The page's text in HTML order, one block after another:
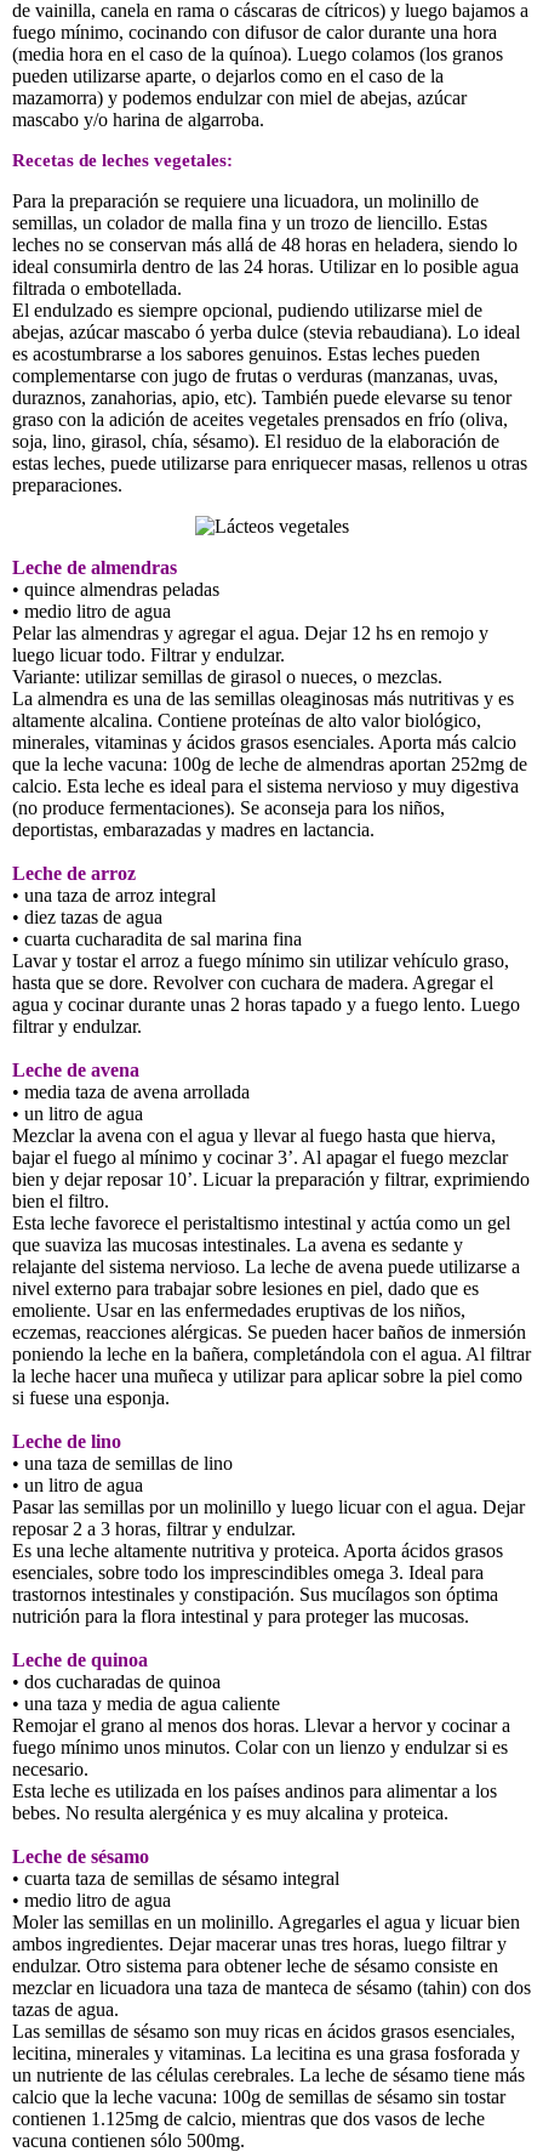
de vainilla, canela en rama o cáscaras de cítricos) y luego bajamos a
fuego mínimo, cocinando con difusor de calor durante una hora
(media hora en el caso de la quínoa). Luego colamos (los granos
pueden utilizarse aparte, o dejarlos como en el caso de la
mazamorra) y podemos endulzar con miel de abejas, azúcar
mascabo y/o harina de algarroba.
Recetas de leches vegetales:
Para la preparación se requiere una licuadora, un molinillo de
semillas, un colador de malla fina y un trozo de liencillo. Estas
leches no se conservan más allá de 48 horas en heladera, siendo lo
ideal consumirla dentro de las 24 horas. Utilizar en lo posible agua
filtrada o embotellada.
El endulzado es siempre opcional, pudiendo utilizarse miel de
abejas, azúcar mascabo ó yerba dulce (stevia rebaudiana). Lo ideal
es acostumbrarse a los sabores genuinos. Estas leches pueden
complementarse con jugo de frutas o verduras (manzanas, uvas,
duraznos, zanahorias, apio, etc). También puede elevarse su tenor
graso con la adición de aceites vegetales prensados en frío (oliva,
soja, lino, girasol, chía, sésamo). El residuo de la elaboración de
estas leches, puede utilizarse para enriquecer masas, rellenos u otras
preparaciones.
Leche de almendras
• quince almendras peladas
• medio litro de agua
Pelar las almendras y agregar el agua. Dejar 12 hs en remojo y
luego licuar todo. Filtrar y endulzar.
Variante: utilizar semillas de girasol o nueces, o mezclas.
La almendra es una de las semillas oleaginosas más nutritivas y es
altamente alcalina. Contiene proteínas de alto valor biológico,
minerales, vitaminas y ácidos grasos esenciales. Aporta más calcio
que la leche vacuna: 100g de leche de almendras aportan 252mg de
calcio. Esta leche es ideal para el sistema nervioso y muy digestiva
(no produce fermentaciones). Se aconseja para los niños,
deportistas, embarazadas y madres en lactancia.
Leche de arroz
• una taza de arroz integral
• diez tazas de agua
• cuarta cucharadita de sal marina fina
Lavar y tostar el arroz a fuego mínimo sin utilizar vehículo graso,
hasta que se dore. Revolver con cuchara de madera. Agregar el
agua y cocinar durante unas 2 horas tapado y a fuego lento. Luego
filtrar y endulzar.
Leche de avena
• media taza de avena arrollada
• un litro de agua
Mezclar la avena con el agua y llevar al fuego hasta que hierva,
bajar el fuego al mínimo y cocinar 3’. Al apagar el fuego mezclar
bien y dejar reposar 10’. Licuar la preparación y filtrar, exprimiendo
bien el filtro.
Esta leche favorece el peristaltismo intestinal y actúa como un gel
que suaviza las mucosas intestinales. La avena es sedante y
relajante del sistema nervioso. La leche de avena puede utilizarse a
nivel externo para trabajar sobre lesiones en piel, dado que es
emoliente. Usar en las enfermedades eruptivas de los niños,
eczemas, reacciones alérgicas. Se pueden hacer baños de inmersión
poniendo la leche en la bañera, completándola con el agua. Al filtrar
la leche hacer una muñeca y utilizar para aplicar sobre la piel como
si fuese una esponja.
Leche de lino
• una taza de semillas de lino
• un litro de agua
Pasar las semillas por un molinillo y luego licuar con el agua. Dejar
reposar 2 a 3 horas, filtrar y endulzar.
Es una leche altamente nutritiva y proteica. Aporta ácidos grasos
esenciales, sobre todo los imprescindibles omega 3. Ideal para
trastornos intestinales y constipación. Sus mucílagos son óptima
nutrición para la flora intestinal y para proteger las mucosas.
Leche de quinoa
• dos cucharadas de quinoa
• una taza y media de agua caliente
Remojar el grano al menos dos horas. Llevar a hervor y cocinar a
fuego mínimo unos minutos. Colar con un lienzo y endulzar si es
necesario.
Esta leche es utilizada en los países andinos para alimentar a los
bebes. No resulta alergénica y es muy alcalina y proteica.
Leche de sésamo
• cuarta taza de semillas de sésamo integral
• medio litro de agua
Moler las semillas en un molinillo. Agregarles el agua y licuar bien
ambos ingredientes. Dejar macerar unas tres horas, luego filtrar y
endulzar. Otro sistema para obtener leche de sésamo consiste en
mezclar en licuadora una taza de manteca de sésamo (tahin) con dos
tazas de agua.
Las semillas de sésamo son muy ricas en ácidos grasos esenciales,
lecitina, minerales y vitaminas. La lecitina es una grasa fosforada y
un nutriente de las células cerebrales. La leche de sésamo tiene más
calcio que la leche vacuna: 100g de semillas de sésamo sin tostar
contienen 1.125mg de calcio, mientras que dos vasos de leche
vacuna contienen sólo 500mg.